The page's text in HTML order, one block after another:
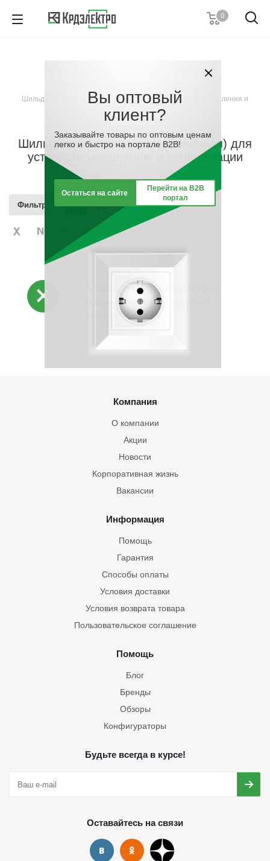
0
-
Шильдик (пластинка маркировочная) для устройств управления и
сигнализации
Шильдик (пластинка маркировочная) для
устройств управления и сигнализации
Фильтр
К сожалению, раздел пуст
В данный момент нет активных
Компания
О компании
Акции
Новости
Корпоративная жизнь
Вакансии
Информация
Помощь
Гарантия
Способы оплаты
Условия доставки
Условия возврата товара
Пользовательское соглашение
Помощь
Блог
Бренды
Обзоры
Конфигураторы
Будьте всегда в курсе!
Оставайтесь на связи
Вы оптовый
клиент?
Заказывайте товары по оптовым ценам
легко и быстро на портале B2B!
Остаться на сайте
Перейти на B2B
портал